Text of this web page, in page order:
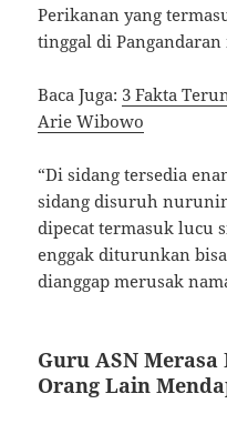
Perikanan yang
tinggal di
Baca Juga: 3 Fakta
Arie Wibowo
“Di sidang tersedia
sidang disuruh
dipecat termasuk lucu
enggak diturunkan
dianggap merusak
Guru ASN
Orang Lain